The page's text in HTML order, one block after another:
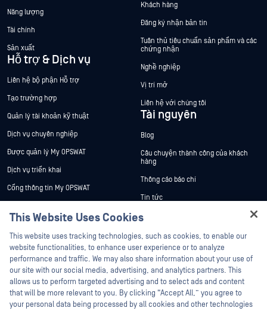
Năng lượng
Tài chính
Sản xuất
Hỗ trợ & Dịch vụ
Liên hệ bộ phận Hỗ trợ
Tạo trường hợp
Quản lý tài khoản kỹ thuật
Dịch vụ chuyên nghiệp
Được quản lý My OPSWAT
Dịch vụ triển khai
Cổng thông tin My OPSWAT
Đào tạo
Chương trình Xử lý Lỗ hổng Bảo mật
Đối tác
Chứng nhận
Đối tác công nghệ
Khách hàng
Đăng ký nhận bản tin
Tuân thủ tiêu chuẩn sản phẩm và các
chứng nhận
Nghề nghiệp
Vị trí mở
Liên hệ với chúng tôi
Tài nguyên
Blog
Câu chuyện thành công của khách
hàng
Thông cáo báo chí
Tin tức
Sự kiện
Hội thảo trên trực tuyến
Datasheets
White Papers
Công cụ miễn phí
This Website Uses Cookies
This website uses tracking technologies, such as cookies, to enable our
website functionalities, to enhance user experience or to analyze
performance and traffic. We may also share information about your use of
our site with our social media, advertising, and analytics partners. This
allows us to perform targeted advertising and to select ads and content
that will be more relevant to you. By clicking “Accept All,” you agree to
your personal data being processed by all cookies and other technologies
Hey there!
I'm Ozzy, your OPSWAT virtual assistant.
How can I help you secure what's critical
today?